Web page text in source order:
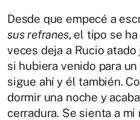
Desde que empecé a
sus refranes, el tipo se
veces deja a Rucio
si hubiera venido para
sigue ahí y él también.
dormir una noche y
cerradura. Se sienta a